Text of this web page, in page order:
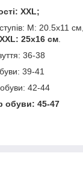
XXL;
M: 20.5х11
XXL: 25х16 см
36-38
39-41
42-44
обуви: 45-47